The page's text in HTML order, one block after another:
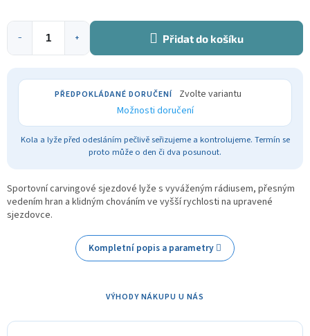
+
− Přidat do košíku
Zvolte variantu
Možnosti doručení
Kola a lyže před odesláním pečlivě seřizujeme a kontrolujeme. Termín se
proto může o den či dva posunout.
Sportovní carvingové sjezdové lyže s vyváženým rádiusem, přesným
vedením hran a klidným chováním ve vyšší rychlosti na upravené
sjezdovce.
Kompletní popis a parametry
VÝHODY NÁKUPU U NÁS